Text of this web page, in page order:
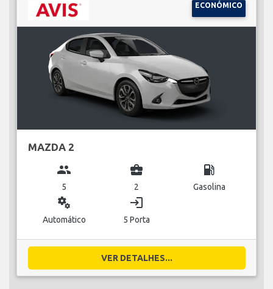
ECONÓMICO
MAZDA 2
group
5
business_center
2
local_gas_station
Gasolina
miscellaneous_services
Automático
login
5 Porta
VER DETALHES...